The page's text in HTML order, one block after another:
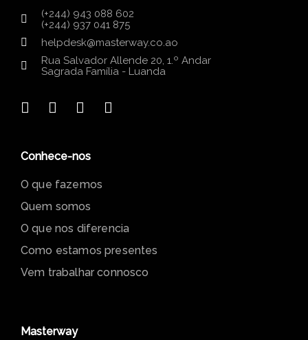
(+244) 943 088 602
(+244) 937 041 875
helpdesk@masterway.co.ao
Rua Salvador Allende 20, 1.º Andar
Sagrada Família - Luanda
Conhece-nos
O que fazemos
Quem somos
O que nos diferencia
Como estamos presentes
Vem trabalhar connosco
Masterway